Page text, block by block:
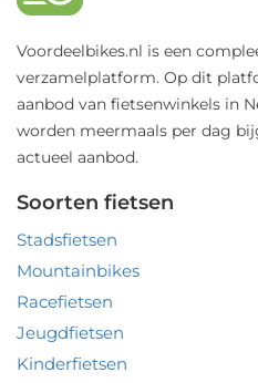
Voordeelbikes.nl is een
verzamelplatform. Op dit
aanbod van fietsenwinkels in
worden meermaals per dag
actueel aanbod.
Soorten fietsen
Stadsfietsen
Mountainbikes
Racefietsen
Jeugdfietsen
Kinderfietsen